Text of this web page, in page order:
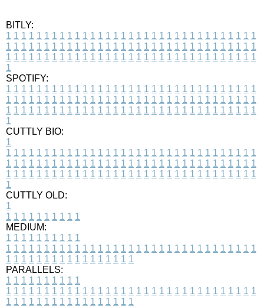
BITLY:
1 1 1 1 1 1 1 1 1 1 1 1 1 1 1 1 1 1 1 1 1 1 1 1 1 1 1 1 1 1 1 1 1
1 1 1 1 1 1 1 1 1 1 1 1 1 1 1 1 1 1 1 1 1 1 1 1 1 1 1 1 1 1 1 1 1
1 1 1 1 1 1 1 1 1 1 1 1 1 1 1 1 1 1 1 1 1 1 1 1 1 1 1 1 1 1 1 1 1
1
SPOTIFY:
1 1 1 1 1 1 1 1 1 1 1 1 1 1 1 1 1 1 1 1 1 1 1 1 1 1 1 1 1 1 1 1 1
1 1 1 1 1 1 1 1 1 1 1 1 1 1 1 1 1 1 1 1 1 1 1 1 1 1 1 1 1 1 1 1 1
1 1 1 1 1 1 1 1 1 1 1 1 1 1 1 1 1 1 1 1 1 1 1 1 1 1 1 1 1 1 1 1 1
1
CUTTLY BIO:
1
1 1 1 1 1 1 1 1 1 1 1 1 1 1 1 1 1 1 1 1 1 1 1 1 1 1 1 1 1 1 1 1 1
1 1 1 1 1 1 1 1 1 1 1 1 1 1 1 1 1 1 1 1 1 1 1 1 1 1 1 1 1 1 1 1 1
1 1 1 1 1 1 1 1 1 1 1 1 1 1 1 1 1 1 1 1 1 1 1 1 1 1 1 1 1 1 1 1 1
1
CUTTLY OLD:
1
1 1 1 1 1 1 1 1 1 1
MEDIUM:
1 1 1 1 1 1 1 1 1 1
1 1 1 1 1 1 1 1 1 1 1 1 1 1 1 1 1 1 1 1 1 1 1 1 1 1 1 1 1 1 1 1 1
1 1 1 1 1 1 1 1 1 1 1 1 1 1 1 1 1
PARALLELS:
1 1 1 1 1 1 1 1 1 1
1 1 1 1 1 1 1 1 1 1 1 1 1 1 1 1 1 1 1 1 1 1 1 1 1 1 1 1 1 1 1 1 1
1 1 1 1 1 1 1 1 1 1 1 1 1 1 1 1 1